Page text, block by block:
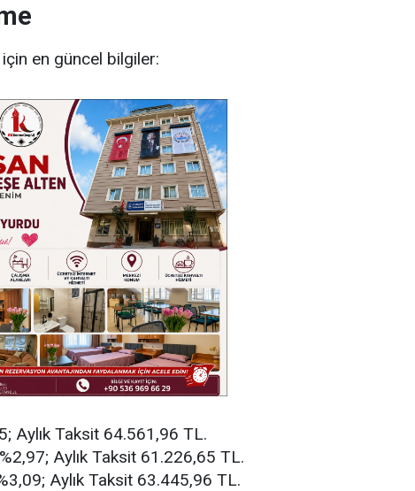
en güncel bilgiler:
Aylık Taksit 64.561,96 TL.
Aylık Taksit 61.226,65 TL.
Aylık Taksit 63.445,96 TL.